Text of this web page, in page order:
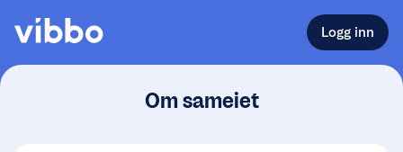
Logg inn
Om sameiet